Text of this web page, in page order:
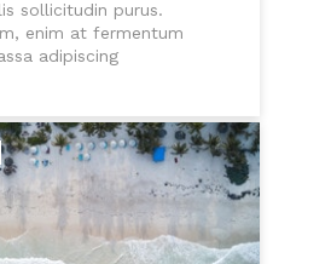
sollicitudin purus.
enim at fermentum
adipiscing